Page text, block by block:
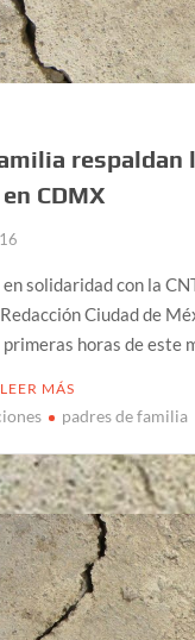
respaldan
CDMX
solidaridad con la
Ciudad de
horas de este
LEER MÁS
padres de familia